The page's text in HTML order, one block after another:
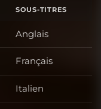
SOUS-TITRES
Anglais
Français
Italien